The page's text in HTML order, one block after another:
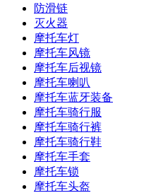
防滑链
灭火器
摩托车灯
摩托车风镜
摩托车后视镜
摩托车喇叭
摩托车蓝牙装备
摩托车骑行服
摩托车骑行裤
摩托车骑行鞋
摩托车手套
摩托车锁
摩托车头盔